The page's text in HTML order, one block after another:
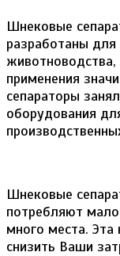
Шнековые
разработаны
животноводства,
применения
сепараторы
оборудования
Шнековые
потребляют мало
много места. Эта
снизить Ваши